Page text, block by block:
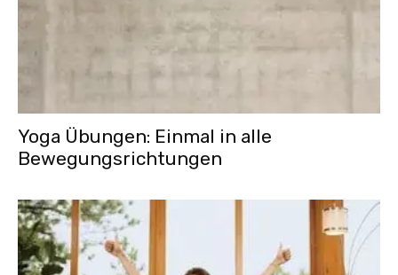
Yoga Übungen: Einmal in alle
Bewegungsrichtungen